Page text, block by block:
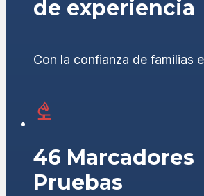
de experiencia
Con la confianza de familias
46 Marcadores
Pruebas